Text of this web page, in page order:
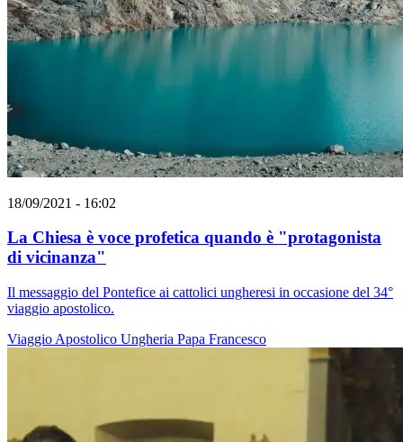
18/09/2021 - 16:02
La Chiesa è voce profetica quando è "protagonista
di vicinanza"
Il messaggio del Pontefice ai cattolici ungheresi in occasione del 34°
viaggio apostolico.
Viaggio Apostolico Ungheria Papa Francesco